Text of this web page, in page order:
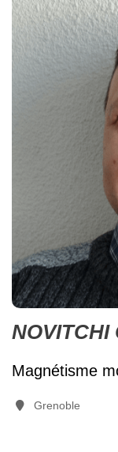
NOVITCHI
Magnétisme
Grenoble